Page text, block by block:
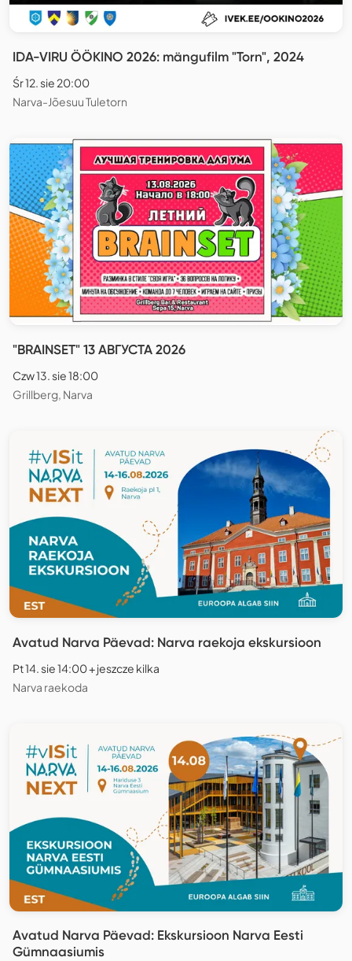
IDA-VIRU ÖÖKINO 2026: mängufilm "Torn", 2024
Śr 12. sie 20:00
Narva-Jõesuu Tuletorn
"BRAINSET" 13 АВГУСТА 2026
Czw 13. sie 18:00
Grillberg, Narva
Avatud Narva Päevad: Narva raekoja ekskursioon
Pt 14. sie 14:00 + jeszcze kilka
Narva raekoda
Avatud Narva Päevad: Ekskursioon Narva Eesti
Gümnaasiumis